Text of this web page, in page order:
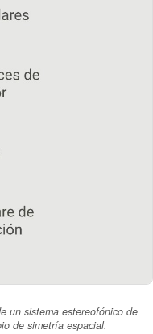
un sistema estereofónico de
de simetría espacial.